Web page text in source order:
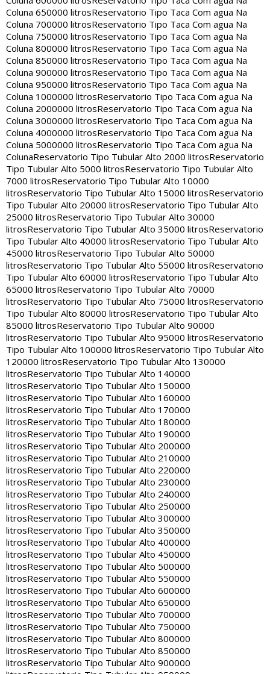
Coluna 650000 litrosReservatorio Tipo Taca Com agua Na
Coluna 700000 litrosReservatorio Tipo Taca Com agua Na
Coluna 750000 litrosReservatorio Tipo Taca Com agua Na
Coluna 800000 litrosReservatorio Tipo Taca Com agua Na
Coluna 850000 litrosReservatorio Tipo Taca Com agua Na
Coluna 900000 litrosReservatorio Tipo Taca Com agua Na
Coluna 950000 litrosReservatorio Tipo Taca Com agua Na
Coluna 1000000 litrosReservatorio Tipo Taca Com agua Na
Coluna 2000000 litrosReservatorio Tipo Taca Com agua Na
Coluna 3000000 litrosReservatorio Tipo Taca Com agua Na
Coluna 4000000 litrosReservatorio Tipo Taca Com agua Na
Coluna 5000000 litrosReservatorio Tipo Taca Com agua Na
ColunaReservatorio Tipo Tubular Alto 2000 litrosReservatorio
Tipo Tubular Alto 5000 litrosReservatorio Tipo Tubular Alto
7000 litrosReservatorio Tipo Tubular Alto 10000
litrosReservatorio Tipo Tubular Alto 15000 litrosReservatorio
Tipo Tubular Alto 20000 litrosReservatorio Tipo Tubular Alto
25000 litrosReservatorio Tipo Tubular Alto 30000
litrosReservatorio Tipo Tubular Alto 35000 litrosReservatorio
Tipo Tubular Alto 40000 litrosReservatorio Tipo Tubular Alto
45000 litrosReservatorio Tipo Tubular Alto 50000
litrosReservatorio Tipo Tubular Alto 55000 litrosReservatorio
Tipo Tubular Alto 60000 litrosReservatorio Tipo Tubular Alto
65000 litrosReservatorio Tipo Tubular Alto 70000
litrosReservatorio Tipo Tubular Alto 75000 litrosReservatorio
Tipo Tubular Alto 80000 litrosReservatorio Tipo Tubular Alto
85000 litrosReservatorio Tipo Tubular Alto 90000
litrosReservatorio Tipo Tubular Alto 95000 litrosReservatorio
Tipo Tubular Alto 100000 litrosReservatorio Tipo Tubular Alto
120000 litrosReservatorio Tipo Tubular Alto 130000
litrosReservatorio Tipo Tubular Alto 140000
litrosReservatorio Tipo Tubular Alto 150000
litrosReservatorio Tipo Tubular Alto 160000
litrosReservatorio Tipo Tubular Alto 170000
litrosReservatorio Tipo Tubular Alto 180000
litrosReservatorio Tipo Tubular Alto 190000
litrosReservatorio Tipo Tubular Alto 200000
litrosReservatorio Tipo Tubular Alto 210000
litrosReservatorio Tipo Tubular Alto 220000
litrosReservatorio Tipo Tubular Alto 230000
litrosReservatorio Tipo Tubular Alto 240000
litrosReservatorio Tipo Tubular Alto 250000
litrosReservatorio Tipo Tubular Alto 300000
litrosReservatorio Tipo Tubular Alto 350000
litrosReservatorio Tipo Tubular Alto 400000
litrosReservatorio Tipo Tubular Alto 450000
litrosReservatorio Tipo Tubular Alto 500000
litrosReservatorio Tipo Tubular Alto 550000
litrosReservatorio Tipo Tubular Alto 600000
litrosReservatorio Tipo Tubular Alto 650000
litrosReservatorio Tipo Tubular Alto 700000
litrosReservatorio Tipo Tubular Alto 750000
litrosReservatorio Tipo Tubular Alto 800000
litrosReservatorio Tipo Tubular Alto 850000
litrosReservatorio Tipo Tubular Alto 900000